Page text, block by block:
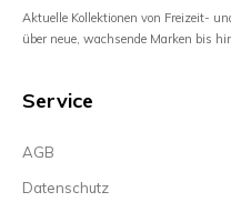
Aktuelle Kollektionen von Freizeit-
über neue, wachsende Marken bis
Service
AGB
Datenschutz